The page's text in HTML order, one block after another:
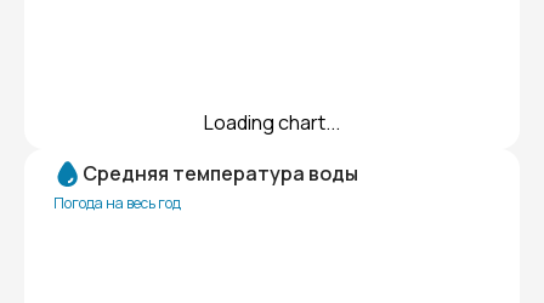
Loading chart...
Средняя температура воды
Погода на весь год